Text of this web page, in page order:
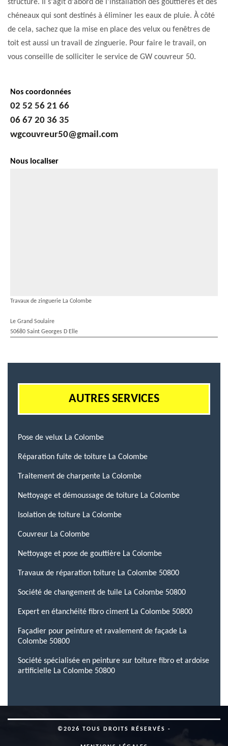
structure. Il s'agit d'abord de l'installation des gouttières et des
chéneaux qui sont destinés à éliminer les eaux de pluie. À côté
de cela, sachez que la mise en place des velux ou fenêtres de
toit est aussi un travail de zinguerie. Pour faire le travail, on
vous conseille de solliciter le service de GW couvreur 50.
Nos coordonnées
02 52 56 21 66
06 67 20 36 35
wgcouvreur50@gmail.com
Nous localiser
Travaux de zinguerie La Colombe
Le Grand Soulaire
50680 Saint Georges D Elle
AUTRES SERVICES
Pose de velux La Colombe
Réparation fuite de toiture La Colombe
Traitement de charpente La Colombe
Nettoyage et démoussage de toiture La Colombe
Isolation de toiture La Colombe
Couvreur La Colombe
Nettoyage et pose de gouttière La Colombe
Travaux de réparation toiture La Colombe 50800
Société de changement de tuile La Colombe 50800
Expert en étanchéité fibro ciment La Colombe 50800
Façadier pour peinture et ravalement de façade La
Colombe 50800
Société spécialisée en peinture sur toiture fibro et ardoise
artificielle La Colombe 50800
©2026 TOUS DROITS RÉSERVÉS -